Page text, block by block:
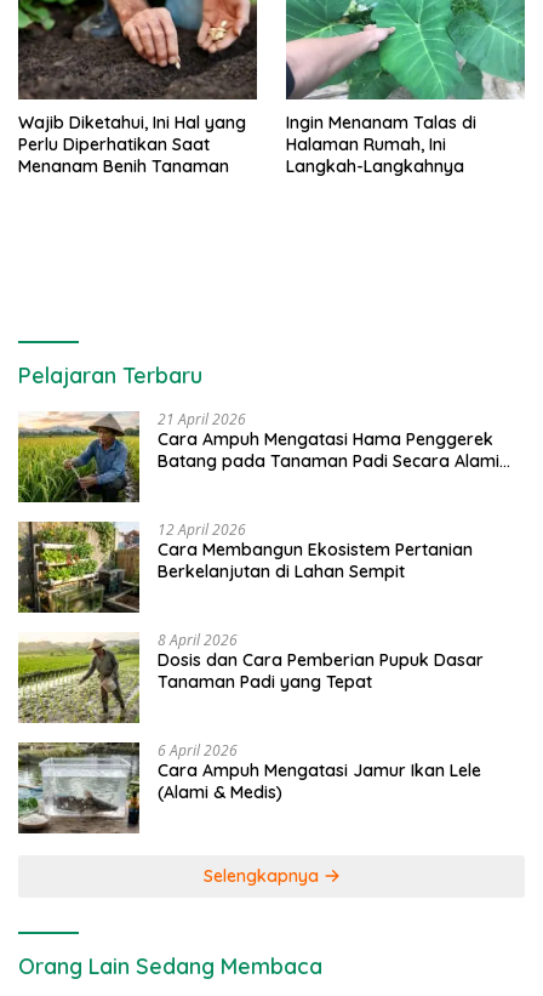
Wajib Diketahui, Ini Hal yang
Perlu Diperhatikan Saat
Menanam Benih Tanaman
Ingin Menanam Talas di
Halaman Rumah, Ini
Langkah-Langkahnya
Pelajaran Terbaru
21 April 2026
Cara Ampuh Mengatasi Hama Penggerek
Batang pada Tanaman Padi Secara Alami
12 April 2026
Cara Membangun Ekosistem Pertanian
Berkelanjutan di Lahan Sempit
8 April 2026
Dosis dan Cara Pemberian Pupuk Dasar
Tanaman Padi yang Tepat
6 April 2026
Cara Ampuh Mengatasi Jamur Ikan Lele
(Alami & Medis)
Selengkapnya
Orang Lain Sedang Membaca